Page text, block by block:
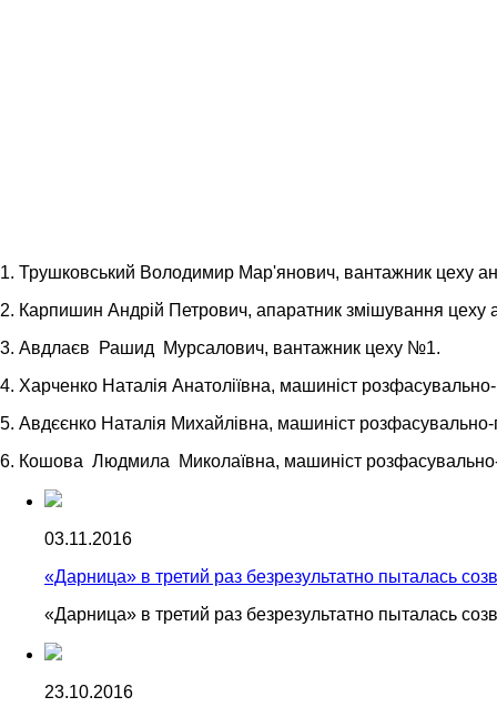
1. Трушковський Володимир Мар'янович, вантажник цеху
2. Карпишин Андрій Петрович, апаратник змішування цеху
3. Авдлаєв Рашид Мурсалович, вантажник цеху №1.
4. Харченко Наталія Анатоліївна, машиніст
5. Авдєєнко Наталія Михайлівна, машиніст
6. Кошова Людмила Миколаївна, машиніст
03.11.2016
«Дарница» в третий раз безрезультатно пыталась
«Дарница» в третий раз безрезультатно пыталась
23.10.2016